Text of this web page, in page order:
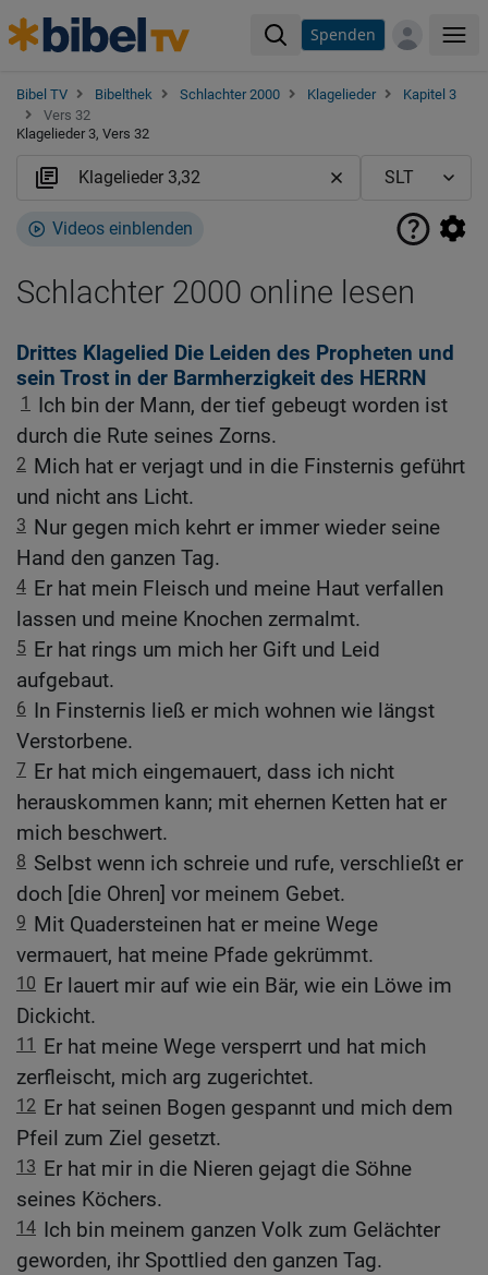
Spenden
Bibel TV Bibelthek Schlachter 2000 Klagelieder
Kapitel 3
Vers 32
Klagelieder 3, Vers 32
Videos einblenden
Schlachter 2000 online lesen
Drittes Klagelied Die Leiden des Propheten und
sein Trost in der Barmherzigkeit des HERRN
1
Ich bin der Mann, der tief gebeugt worden ist
durch die Rute seines Zorns.
2 Mich hat er verjagt und in die Finsternis geführt
und nicht ans Licht.
3 Nur gegen mich kehrt er immer wieder seine
Hand den ganzen Tag.
4 Er hat mein Fleisch und meine Haut verfallen
lassen und meine Knochen zermalmt.
5 Er hat rings um mich her Gift und Leid
aufgebaut.
6 In Finsternis ließ er mich wohnen wie längst
Verstorbene.
7 Er hat mich eingemauert, dass ich nicht
herauskommen kann; mit ehernen Ketten hat er
mich beschwert.
8 Selbst wenn ich schreie und rufe, verschließt er
doch [die Ohren] vor meinem Gebet.
9 Mit Quadersteinen hat er meine Wege
vermauert, hat meine Pfade gekrümmt.
10 Er lauert mir auf wie ein Bär, wie ein Löwe im
Dickicht.
11
Er hat meine Wege versperrt und hat mich
zerfleischt, mich arg zugerichtet.
12 Er hat seinen Bogen gespannt und mich dem
Pfeil zum Ziel gesetzt.
13 Er hat mir in die Nieren gejagt die Söhne
seines Köchers.
14 Ich bin meinem ganzen Volk zum Gelächter
geworden, ihr Spottlied den ganzen Tag.